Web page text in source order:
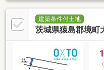
建築条件付土地
茨城県猿島郡境町